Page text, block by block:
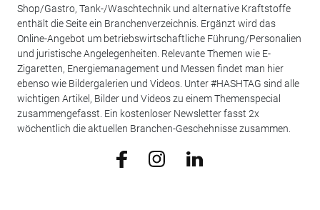
Shop/Gastro, Tank-/Waschtechnik und alternative Kraftstoffe
enthält die Seite ein Branchenverzeichnis. Ergänzt wird das
Online-Angebot um betriebswirtschaftliche Führung/Personalien
und juristische Angelegenheiten. Relevante Themen wie E-
Zigaretten, Energiemanagement und Messen findet man hier
ebenso wie Bildergalerien und Videos. Unter #HASHTAG sind alle
wichtigen Artikel, Bilder und Videos zu einem Themenspecial
zusammengefasst. Ein kostenloser Newsletter fasst 2x
wöchentlich die aktuellen Branchen-Geschehnisse zusammen.